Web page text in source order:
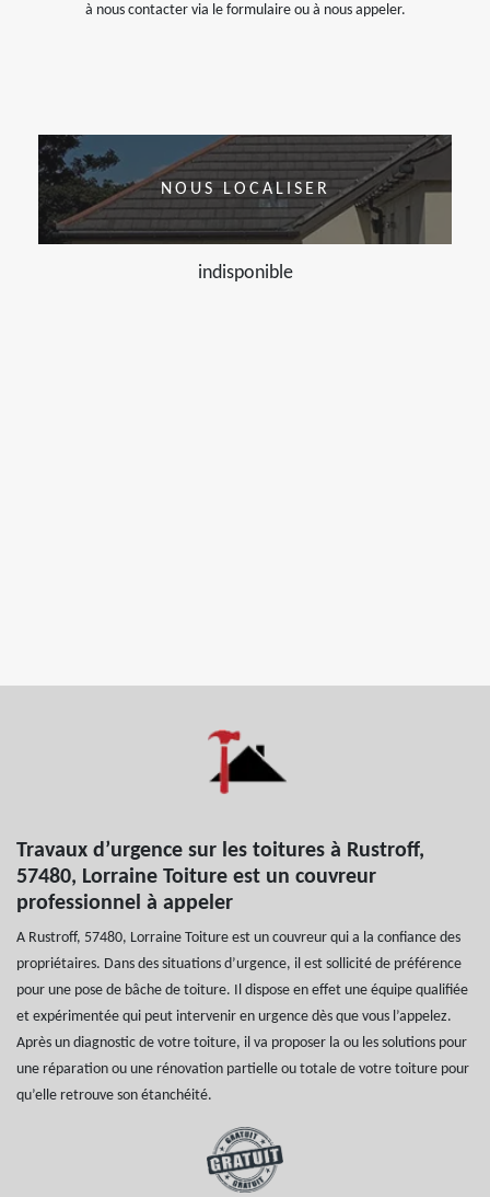
à nous contacter via le formulaire ou à nous appeler.
NOUS LOCALISER
indisponible
Travaux d’urgence sur les toitures à Rustroff,
57480, Lorraine Toiture est un couvreur
professionnel à appeler
A Rustroff, 57480, Lorraine Toiture est un couvreur qui a la confiance des
propriétaires. Dans des situations d’urgence, il est sollicité de préférence
pour une pose de bâche de toiture. Il dispose en effet une équipe qualifiée
et expérimentée qui peut intervenir en urgence dès que vous l’appelez.
Après un diagnostic de votre toiture, il va proposer la ou les solutions pour
une réparation ou une rénovation partielle ou totale de votre toiture pour
qu’elle retrouve son étanchéité.